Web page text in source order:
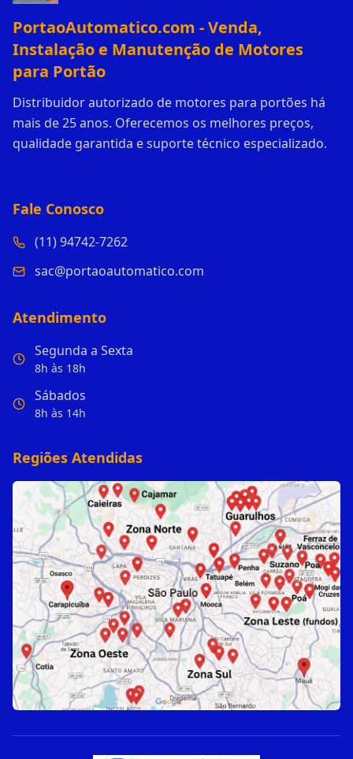
PortaoAutomatico.com - Venda,
Instalação e Manutenção de Motores
para Portão
Distribuidor autorizado de motores para portões há
mais de 25 anos. Oferecemos os melhores preços,
qualidade garantida e suporte técnico especializado.
Fale Conosco
(11) 94742-7262
sac@portaoautomatico.com
Atendimento
Segunda a Sexta
8h às 18h
Sábados
8h às 14h
Regiões Atendidas